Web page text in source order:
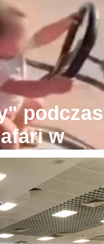
podczas
w
trzeba
żeby na to